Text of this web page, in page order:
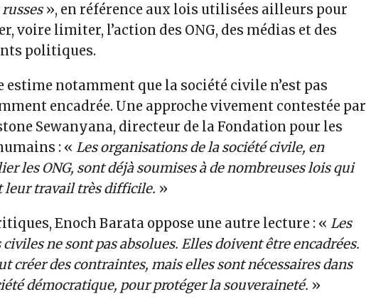
», en référence aux lois utilisées ailleurs pour
voire limiter, l’action des ONG, des médias et des
politiques.
estime notamment que la société civile n’est pas
encadrée. Une approche vivement contestée par
Sewanyana, directeur de la Fondation pour les
: «Les organisations de la société civile, en
les ONG, sont déjà soumises à de nombreuses lois qui
leur travail très difficile. »
Enoch Barata oppose une autre lecture : «Les
ne sont pas absolues. Elles doivent être encadrées.
créer des contraintes, mais elles sont nécessaires dans
démocratique, pour protéger la souveraineté. »